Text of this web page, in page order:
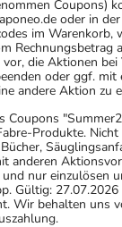
das Sie
angeben.
kaufen,
Anwendung
Grapefruit-
mit dem
werden.
oder der
Coupons)
oder in
im Warenkorb,
Rechnungsbetrag
die Aktionen bei
oder ggf. mit
andere Aktion zu
Coupons
Produkte.
anderen
nur einzulösen
Gültig:
Wir behalten uns